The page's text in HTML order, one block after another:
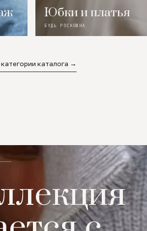
Юбки и платья
БУДЬ РОСКОШНА
каталога →